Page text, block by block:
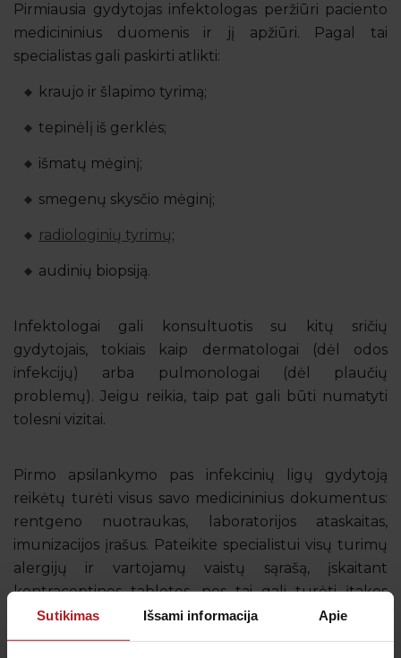
Sutikimas Išsami informacija Apie
Pirmiausia gydytojas infektologas peržiūri paciento
medicininius duomenis ir jį apžiūri. Pagal tai
specialistas gali paskirti atlikti:
kraujo ir šlapimo tyrimą;
tepinėlį iš gerklės;
išmatų mėginį;
smegenų skysčio mėginį;
radiologinių tyrimų;
audinių biopsiją.
Infektologai gali konsultuotis su kitų sričių
gydytojais, tokiais kaip dermatologai (dėl odos
infekcijų) arba pulmonologai (dėl plaučių
problemų). Jeigu reikia, taip pat gali būti numatyti
tolesni vizitai.
Pirmo apsilankymo pas infekcinių ligų gydytoją
reikėtų turėti visus savo medicininius dokumentus:
rentgeno nuotraukas, laboratorijos ataskaitas,
imunizacijos įrašus. Pateikite specialistui visų turimų
alergijų ir vartojamų vaistų sąrašą, įskaitant
kontraceptines tabletes, nes tai gali turėti įtakos
antibiotikų veikimui.